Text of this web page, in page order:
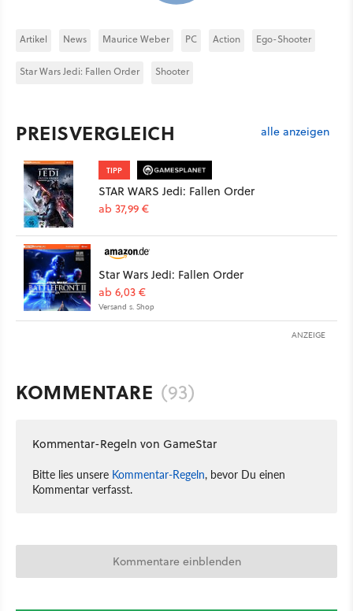
Artikel News Maurice Weber PC Action Ego-Shooter
Star Wars Jedi: Fallen Order Shooter
PREISVERGLEICH alle anzeigen
TIPP
STAR WARS Jedi: Fallen Order
ab 37,99 €
Star Wars Jedi: Fallen Order
ab 6,03 €
Versand s. Shop
ANZEIGE
KOMMENTARE (93)
Kommentar-Regeln von GameStar
Bitte lies unsere Kommentar-Regeln, bevor Du einen
Kommentar verfasst.
Kommentare einblenden